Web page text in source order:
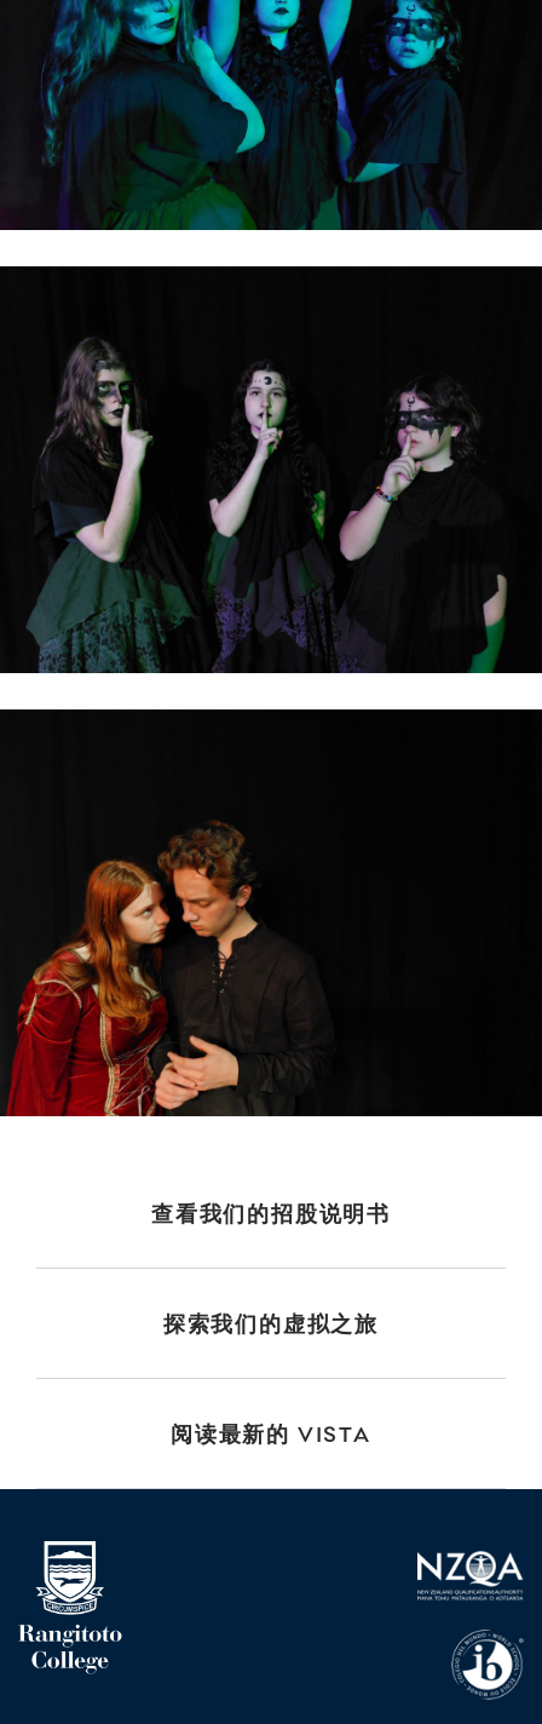
查看我们的招股说明书
探索我们的虚拟之旅
阅读最新的 VISTA